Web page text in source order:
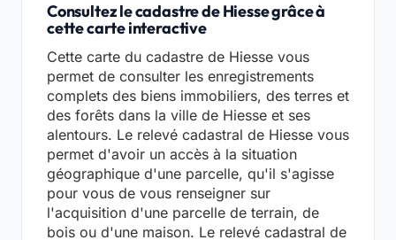
Consultez le cadastre de Hiesse grâce à
cette carte interactive
Cette carte du cadastre de Hiesse vous
permet de consulter les enregistrements
complets des biens immobiliers, des terres et
des forêts dans la ville de Hiesse et ses
alentours. Le relevé cadastral de Hiesse vous
permet d'avoir un accès à la situation
géographique d'une parcelle, qu'il s'agisse
pour vous de vous renseigner sur
l'acquisition d'une parcelle de terrain, de
bois ou d'une maison. Le relevé cadastral de